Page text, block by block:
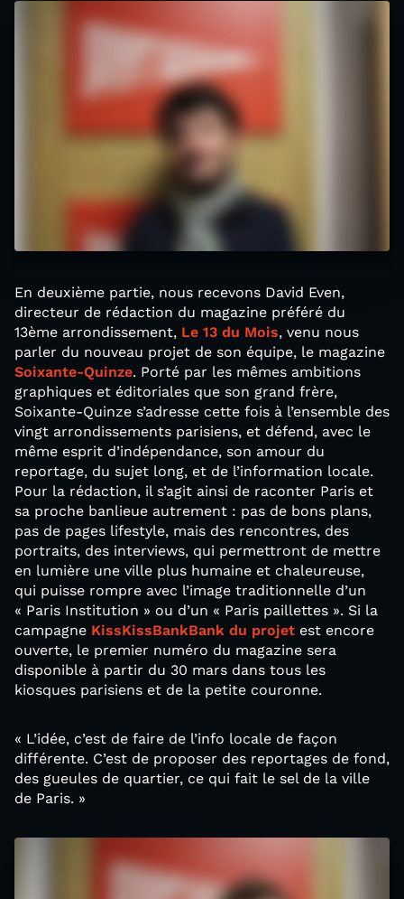
En deuxième partie, nous recevons David Even,
directeur de rédaction du magazine préféré du
13ème arrondissement, Le 13 du Mois, venu nous
parler du nouveau projet de son équipe, le magazine
Soixante-Quinze. Porté par les mêmes ambitions
graphiques et éditoriales que son grand frère,
Soixante-Quinze s’adresse cette fois à l’ensemble des
vingt arrondissements parisiens, et défend, avec le
même esprit d’indépendance, son amour du
reportage, du sujet long, et de l’information locale.
Pour la rédaction, il s’agit ainsi de raconter Paris et
sa proche banlieue autrement : pas de bons plans,
pas de pages lifestyle, mais des rencontres, des
portraits, des interviews, qui permettront de mettre
en lumière une ville plus humaine et chaleureuse,
qui puisse rompre avec l’image traditionnelle d’un
« Paris Institution » ou d’un « Paris paillettes ». Si la
campagne KissKissBankBank du projet est encore
ouverte, le premier numéro du magazine sera
disponible à partir du 30 mars dans tous les
kiosques parisiens et de la petite couronne.
« L’idée, c’est de faire de l’info locale de façon
différente. C’est de proposer des reportages de fond,
des gueules de quartier, ce qui fait le sel de la ville
de Paris. »